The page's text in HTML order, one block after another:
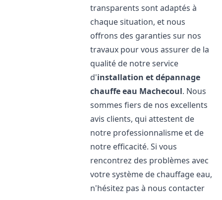
transparents sont adaptés à
chaque situation, et nous
offrons des garanties sur nos
travaux pour vous assurer de la
qualité de notre service
d'installation et dépannage
chauffe eau Machecoul. Nous
sommes fiers de nos excellents
avis clients, qui attestent de
notre professionnalisme et de
notre efficacité. Si vous
rencontrez des problèmes avec
votre système de chauffage eau,
n'hésitez pas à nous contacter